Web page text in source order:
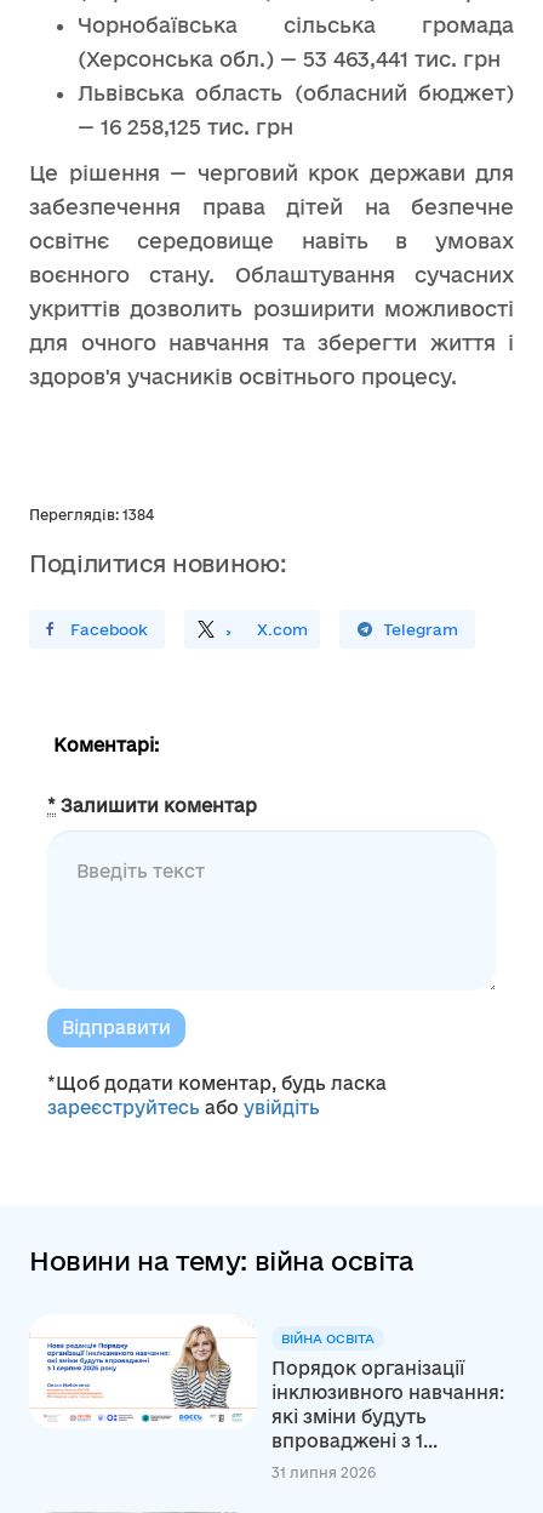
Чорнобаївська сільська громада
(Херсонська обл.) — 53 463,441 тис. грн
Львівська область (обласний бюджет)
— 16 258,125 тис. грн
Це рішення — черговий крок держави для
забезпечення права дітей на безпечне
освітнє середовище навіть в умовах
воєнного стану. Облаштування сучасних
укриттів дозволить розширити можливості
для очного навчання та зберегти життя і
здоров'я учасників освітнього процесу.
Переглядів: 1384
Поділитися новиною:
У FacebookПоділитись X.com
Поширити У Telegram
Коментарі:
* Залишити коментар
Відправити
*Щоб додати коментар, будь ласка
зареєструйтесь або увійдіть
Новини на тему: війна освіта
ВІЙНА ОСВІТА
Порядок організації
інклюзивного навчання:
які зміни будуть
впроваджені з 1...
31 липня 2026